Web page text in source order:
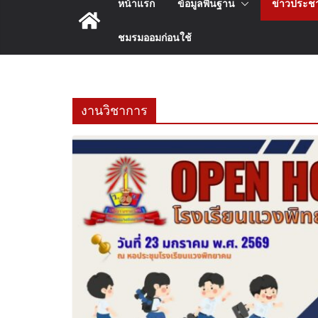
หน้าแรก ข้อมูลพื้นฐาน ข่าวประ
ชมรมออมก่อนใช้
งานวิชาการ